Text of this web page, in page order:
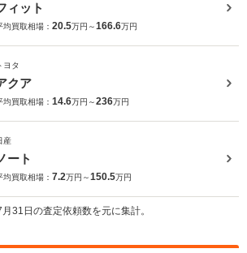
ィット
均買取相場： 20.5万円～166.6万円
ヨタ
クア
均買取相場： 14.6万円～236万円
産
ート
均買取相場： 7.2万円～150.5万円
31日の査定依頼数を元に集計。